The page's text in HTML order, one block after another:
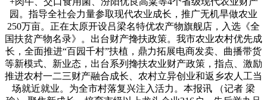
园。指导全社会力量参取现代农业成长，推广无机旱做农业
250万亩。正在太原开设吕梁名特优农产物旗舰店，入选《全
国扶贫产物名录》。出台财产搀扶政策。我市农业农村优先成
长，全面推进“百园千村”扶植，鼎力拓展电商发卖、曲播带货
等新模式、新业态，出台系列搀扶农业财产政策，指点、激励
推进农村一二三财产融合成长、农村立异创业和返乡农人工当
场就近就业。为全市村落复兴注入活力。本报讯 （记者 梁